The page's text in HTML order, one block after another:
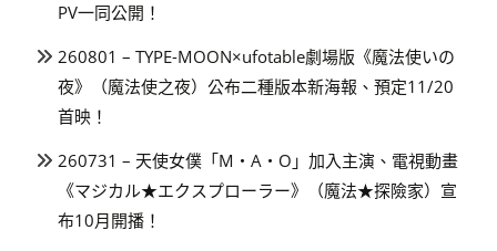
PV一同公開！
260801 – TYPE-MOON×ufotable劇場版《魔法使いの
夜》（魔法使之夜）公布二種版本新海報、預定11/20
首映！
260731 – 天使女僕「M・A・O」加入主演、電視動畫
《マジカル★エクスプローラー》（魔法★探險家）宣
布10月開播！